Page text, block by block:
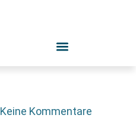
Keine Kommentare